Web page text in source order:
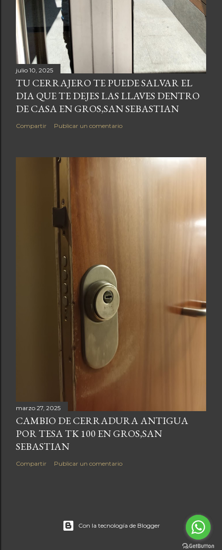
julio 10, 2025
TU CERRAJERO TE PUEDE SALVAR EL
DIA QUE TE DEJES LAS LLAVES DENTRO
DE CASA EN GROS,SAN SEBASTIAN
Compartir Publicar un comentario
marzo 27, 2025
CAMBIO DE CERRADURA ANTIGUA
POR TESA TK 100 EN GROS,SAN
SEBASTIAN
Compartir Publicar un comentario
Con la tecnología de Blogger